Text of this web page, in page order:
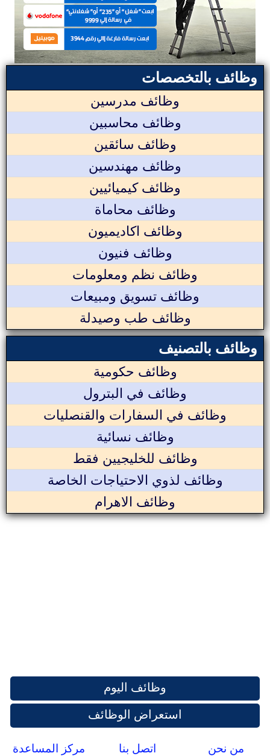
وظائف بالتخصصات
وظائف مدرسين
وظائف محاسبين
وظائف سائقين
وظائف مهندسين
وظائف كيميائيين
وظائف محاماة
وظائف اكاديميون
وظائف فنيون
وظائف نظم ومعلومات
وظائف تسويق ومبيعات
وظائف طب وصيدلة
وظائف بالتصنيف
وظائف حكومية
وظائف في البترول
وظائف في السفارات والقنصليات
وظائف نسائية
وظائف للخليجيين فقط
وظائف لذوي الاحتياجات الخاصة
وظائف الاهرام
وظائف اليوم
استعراض الوظائف
من نحن اتصل بنا مركز المساعدة